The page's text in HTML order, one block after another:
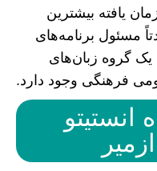
یافته بیشترین
مسئول برنامه‌های
یک گروه زبان‌های
فرهنگی وجود دارد.
انستیتو